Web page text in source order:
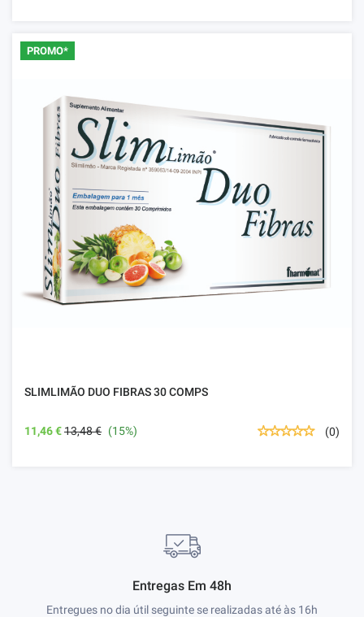
PROMO*
SLIMLIMÃO DUO FIBRAS 30 COMPS
11,46 €13,48 € (15%) (0)
Entregas Em 48h
Entregues no dia útil seguinte se realizadas até às 16h